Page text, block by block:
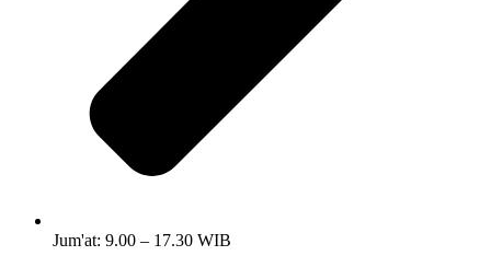
Jum'at: 9.00 – 17.30 WIB